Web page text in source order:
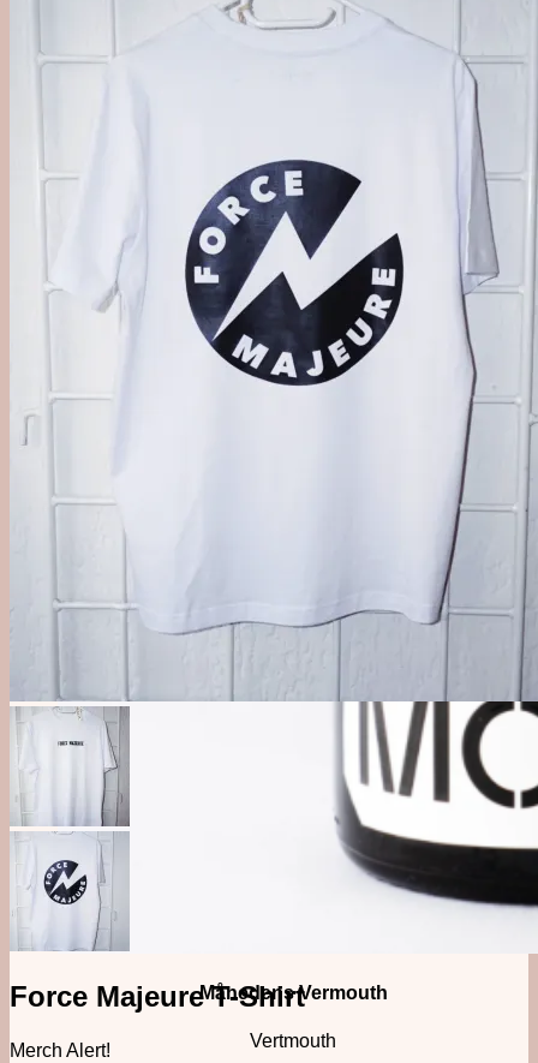
Månedens Vermouth
Vertmouth
Force Majeure T-Shirt
Merch Alert!